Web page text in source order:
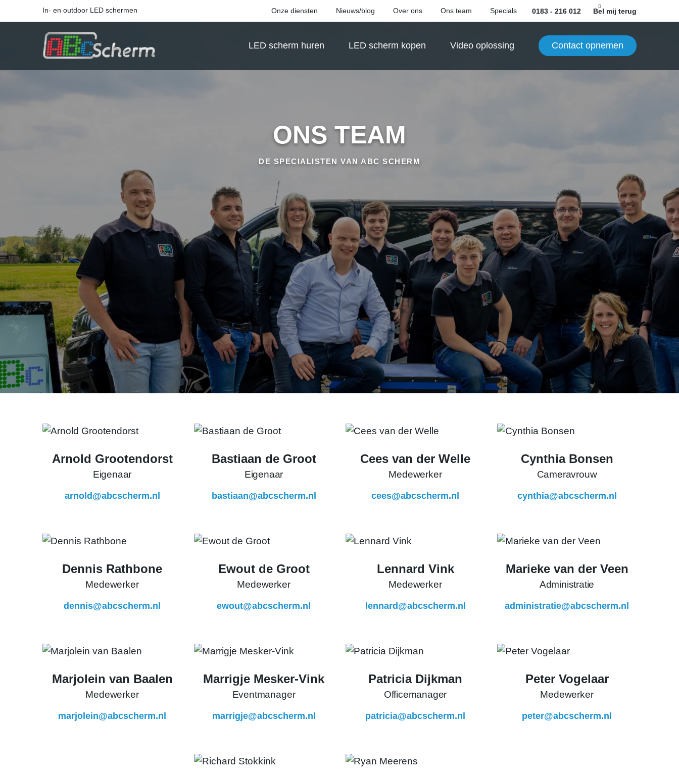
In- en outdoor LED schermen Bel mij terug
0183 - 216 012
Onze diensten Nieuws/blog Over ons Ons team Specials
LED scherm huren LED scherm kopen Video oplossing Contact opnemen
ONS TEAM
DE SPECIALISTEN VAN ABC SCHERM
Arnold Grootendorst
Eigenaar
arnold@abcscherm.nl
Bastiaan de Groot
Eigenaar
bastiaan@abcscherm.nl
Cees van der Welle
Medewerker
cees@abcscherm.nl
Cynthia Bonsen
Cameravrouw
cynthia@abcscherm.nl
Dennis Rathbone
Medewerker
dennis@abcscherm.nl
Ewout de Groot
Medewerker
ewout@abcscherm.nl
Lennard Vink
Medewerker
lennard@abcscherm.nl
Marieke van der Veen
Administratie
administratie@abcscherm.nl
Marjolein van Baalen
Medewerker
marjolein@abcscherm.nl
Marrigje Mesker-Vink
Eventmanager
marrigje@abcscherm.nl
Patricia Dijkman
Officemanager
patricia@abcscherm.nl
Peter Vogelaar
Medewerker
peter@abcscherm.nl